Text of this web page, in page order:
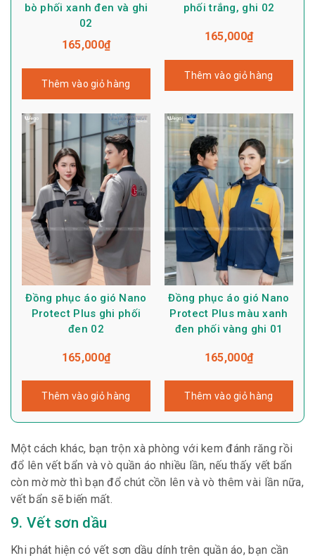
bò phối xanh đen và ghi
02
165,000₫
Thêm vào giỏ hàng
phối trắng, ghi 02
165,000₫
Thêm vào giỏ hàng
Đồng phục áo gió Nano
Protect Plus ghi phối
đen 02
165,000₫
Thêm vào giỏ hàng
Đồng phục áo gió Nano
Protect Plus màu xanh
đen phối vàng ghi 01
165,000₫
Thêm vào giỏ hàng
Một cách khác, bạn trộn xà phòng với kem đánh răng rồi
đổ lên vết bẩn và vò quần áo nhiều lần, nếu thấy vết bẩn
còn mờ mờ thì bạn đổ chút cồn lên và vò thêm vài lần nữa,
vết bẩn sẽ biến mất.
9. Vết sơn dầu
Khi phát hiện có vết sơn dầu dính trên quần áo, bạn cần